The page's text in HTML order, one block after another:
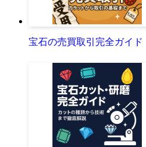
宝石の売買取引完全ガイド